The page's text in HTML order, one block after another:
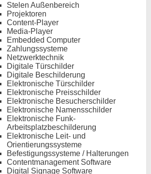
Stelen Außenbereich
Projektoren
Content-Player
Media-Player
Embedded Computer
Zahlungssysteme
Netzwerktechnik
Digitale Türschilder
Digitale Beschilderung
Elektronische Türschilder
Elektronische Preisschilder
Elektronische Besucherschilder
Elektronische Namensschilder
Elektronische Funk-
Arbeitsplatzbeschilderung
Elektronische Leit- und
Orientierungssysteme
Befestigungssysteme / Halterungen
Contentmanagement Software
Digital Signage Software